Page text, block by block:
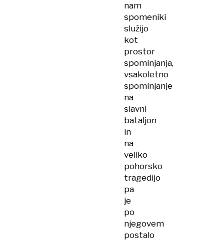
nam
spomeniki
služijo
kot
prostor
spominjanja,
vsakoletno
spominjanje
na
slavni
bataljon
in
na
veliko
pohorsko
tragedijo
pa
je
po
njegovem
postalo